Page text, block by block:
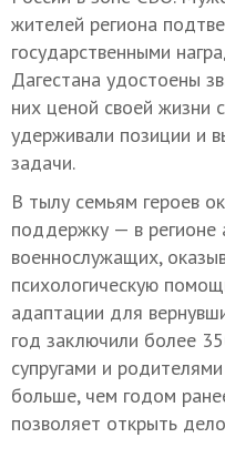
жителей региона
государственными
Дагестана удостоены
них ценой своей жизни
удерживали позиции и
задачи.
В тылу семьям героев
поддержку — в регионе
военнослужащих,
психологическую
адаптации для
год заключили более
супругами и
больше, чем годом
позволяет открыть